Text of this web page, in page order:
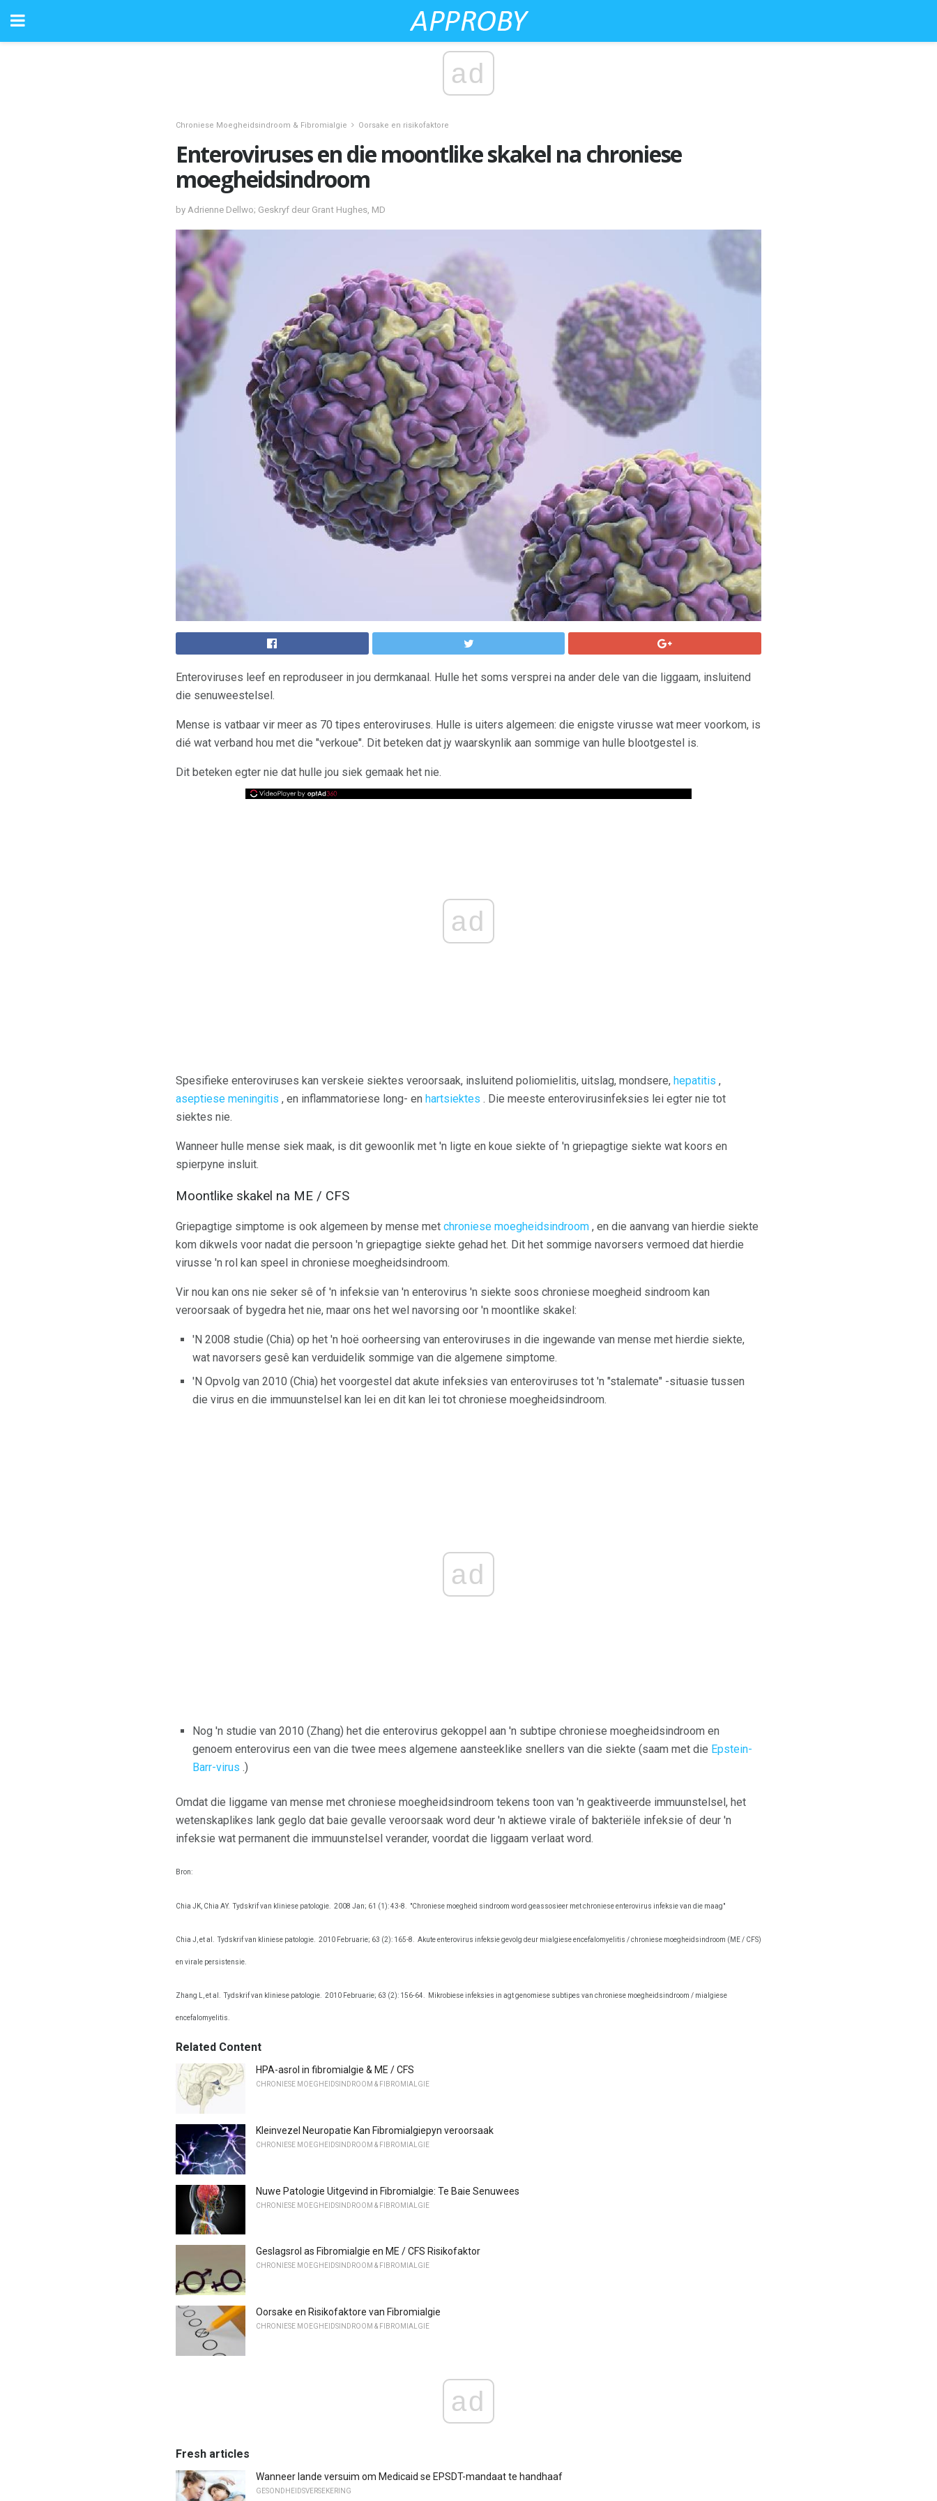
ad
Chroniese Moegheidsindroom & Fibromialgie Oorsake en risikofaktore
Enteroviruses en die moontlike skakel na chroniese
moegheidsindroom
by Adrienne Dellwo; Geskryf deur Grant Hughes, MD
Enteroviruses leef en reproduseer in jou dermkanaal. Hulle het soms versprei na ander dele van die liggaam, insluitend
die senuweestelsel.
Mense is vatbaar vir meer as 70 tipes enteroviruses. Hulle is uiters algemeen: die enigste virusse wat meer voorkom, is
dié wat verband hou met die "verkoue". Dit beteken dat jy waarskynlik aan sommige van hulle blootgestel is.
Dit beteken egter nie dat hulle jou siek gemaak het nie.
ad
Spesifieke enteroviruses kan verskeie siektes veroorsaak, insluitend poliomielitis, uitslag, mondsere, hepatitis ,
aseptiese meningitis , en inflammatoriese long- en hartsiektes . Die meeste enterovirusinfeksies lei egter nie tot
siektes nie.
Wanneer hulle mense siek maak, is dit gewoonlik met 'n ligte en koue siekte of 'n griepagtige siekte wat koors en
spierpyne insluit.
Moontlike skakel na ME / CFS
Griepagtige simptome is ook algemeen by mense met chroniese moegheidsindroom , en die aanvang van hierdie siekte
kom dikwels voor nadat die persoon 'n griepagtige siekte gehad het. Dit het sommige navorsers vermoed dat hierdie
virusse 'n rol kan speel in chroniese moegheidsindroom.
Vir nou kan ons nie seker sê of 'n infeksie van 'n enterovirus 'n siekte soos chroniese moegheid sindroom kan
veroorsaak of bygedra het nie, maar ons het wel navorsing oor 'n moontlike skakel:
'N 2008 studie (Chia) op het 'n hoë oorheersing van enteroviruses in die ingewande van mense met hierdie siekte,
wat navorsers gesê kan verduidelik sommige van die algemene simptome.
'N Opvolg van 2010 (Chia) het voorgestel dat akute infeksies van enteroviruses tot 'n "stalemate" -situasie tussen
die virus en die immuunstelsel kan lei en dit kan lei tot chroniese moegheidsindroom.
ad
Nog 'n studie van 2010 (Zhang) het die enterovirus gekoppel aan 'n subtipe chroniese moegheidsindroom en
genoem enterovirus een van die twee mees algemene aansteeklike snellers van die siekte (saam met die Epstein-
Barr-virus .)
Omdat die liggame van mense met chroniese moegheidsindroom tekens toon van 'n geaktiveerde immuunstelsel, het
wetenskaplikes lank geglo dat baie gevalle veroorsaak word deur 'n aktiewe virale of bakteriële infeksie of deur 'n
infeksie wat permanent die immuunstelsel verander, voordat die liggaam verlaat word.
Bron:
Chia JK, Chia AY. Tydskrif van kliniese patologie. 2008 Jan; 61 (1): 43-8. "Chroniese moegheid sindroom word geassosieer met chroniese enterovirus infeksie van die maag"
Chia J, et al. Tydskrif van kliniese patologie. 2010 Februarie; 63 (2): 165-8. Akute enterovirus infeksie gevolg deur mialgiese encefalomyelitis / chroniese moegheidsindroom (ME / CFS)
en virale persistensie.
Zhang L, et al. Tydskrif van kliniese patologie. 2010 Februarie; 63 (2): 156-64. Mikrobiese infeksies in agt genomiese subtipes van chroniese moegheidsindroom / mialgiese
encefalomyelitis.
Related Content
HPA-asrol in fibromialgie & ME / CFS
CHRONIESE MOEGHEIDSINDROOM & FIBROMIALGIE
Kleinvezel Neuropatie Kan Fibromialgiepyn veroorsaak
CHRONIESE MOEGHEIDSINDROOM & FIBROMIALGIE
Nuwe Patologie Uitgevind in Fibromialgie: Te Baie Senuwees
CHRONIESE MOEGHEIDSINDROOM & FIBROMIALGIE
Geslagsrol as Fibromialgie en ME / CFS Risikofaktor
CHRONIESE MOEGHEIDSINDROOM & FIBROMIALGIE
Oorsake en Risikofaktore van Fibromialgie
CHRONIESE MOEGHEIDSINDROOM & FIBROMIALGIE
ad
Fresh articles
Wanneer lande versuim om Medicaid se EPSDT-mandaat te handhaaf
GESONDHEIDSVERSEKERING